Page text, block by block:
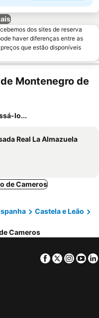
dos sites de reserva
haver diferenças entre as
que estão disponíveis
Montenegro de
lo...
Real La Almazuela
de Cameros
Castela e Leão
Cameros
Facebook
Twitter